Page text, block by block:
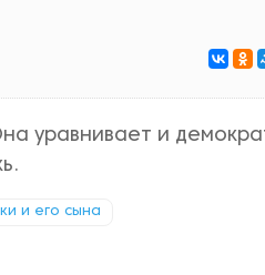
уравнивает и
и его сына